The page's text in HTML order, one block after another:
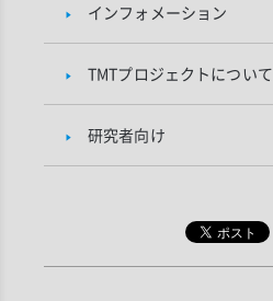
インフォメーション
TMTプロジェクトについて
研究者向け